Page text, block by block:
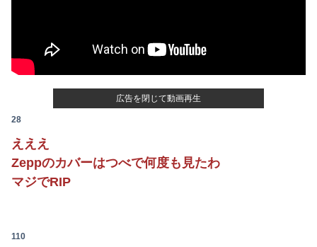
【悲報】札幌オリンピック、８割が賛成・・・・
28
えええ
Zeppのカバーはつべで何度も見たわ
マジでRIP
110
広告を閉じて動画再生